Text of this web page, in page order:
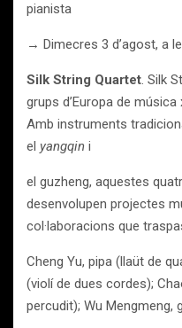
pianista
→ Dimecres 3 d’agost, a
Silk String Quartet. Silk
grups d’Europa de
Amb instruments
el yangqin i
el guzheng, aquestes
desenvolupen projectes
col·laboracions que
Cheng Yu, pipa (llaüt de
(violí de dues cordes);
percudit); Wu Mengmeng,